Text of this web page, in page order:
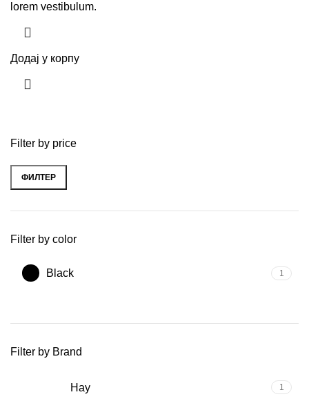
Filter by price
Минимална
Максимална
ФИЛТЕР
Filter by color
Black 1
Filter by Brand
Hay 1
lorem vestibulum.
Додај у корпу